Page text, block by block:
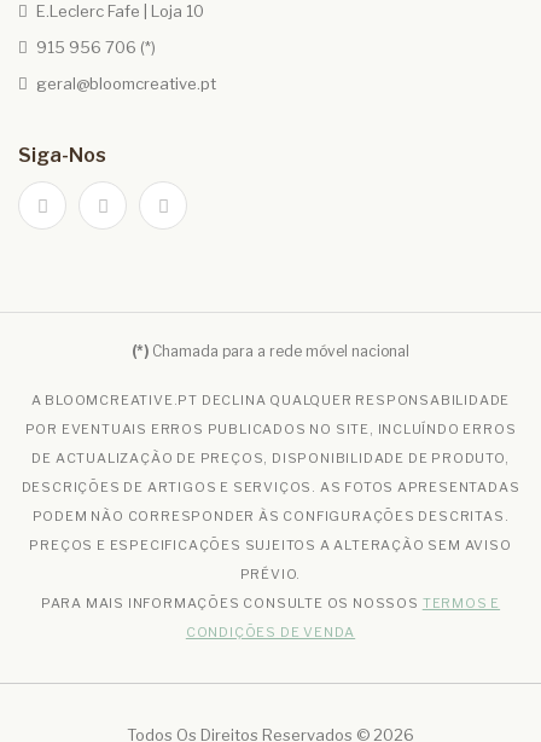
E.Leclerc Fafe | Loja 10
915 956 706 (*)
geral@bloomcreative.pt
Siga-Nos
(*) Chamada para a rede móvel nacional
A BLOOMCREATIVE.PT DECLINA QUALQUER RESPONSABILIDADE
POR EVENTUAIS ERROS PUBLICADOS NO SITE, INCLUÍNDO ERROS
DE ACTUALIZAÇÃO DE PREÇOS, DISPONIBILIDADE DE PRODUTO,
DESCRIÇÕES DE ARTIGOS E SERVIÇOS. AS FOTOS APRESENTADAS
PODEM NÃO CORRESPONDER ÀS CONFIGURAÇÕES DESCRITAS.
PREÇOS E ESPECIFICAÇÕES SUJEITOS A ALTERAÇÃO SEM AVISO
PRÉVIO.
PARA MAIS INFORMAÇÕES CONSULTE OS NOSSOS TERMOS E
CONDIÇÕES DE VENDA
Todos Os Direitos Reservados © 2026